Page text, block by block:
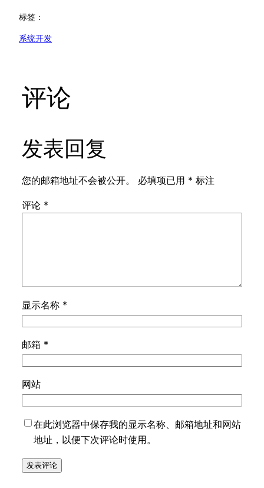
标签：
系统开发
评论
发表回复
您的邮箱地址不会被公开。 必填项已用 * 标注
评论 *
显示名称 *
邮箱 *
网站
在此浏览器中保存我的显示名称、邮箱地址和网站
地址，以便下次评论时使用。